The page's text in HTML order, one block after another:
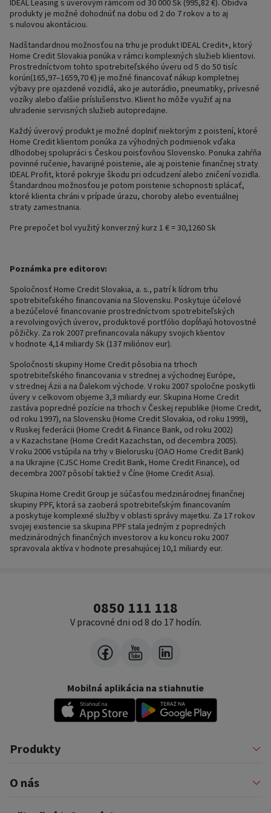
IDEAL Leasing s úverovým rámcom od 30 000 Sk (995,82 €). Obidva
produkty je možné dohodnúť na dobu od 2 do 7 rokov a to aj
s nulovou akontáciou.
Nadštandardnou možnosťou na trhu je produkt IDEAL Credit+, ktorý
Home Credit Slovakia ponúka v rámci komplexných služieb klientovi.
Prostredníctvom tohto spotrebiteľského úveru od 5 do 50 tisíc
korún(165,97–1659,70 €) je možné financovať nákup kompletnej
výbavy pre ojazdené vozidlá, ako je autorádio, pneumatiky, prívesné
vozíky alebo ďalšie príslušenstvo. Klient ho môže využiť aj na
uhradenie servisných služieb autopredajne.
Každý úverový produkt je možné doplniť niektorým z poistení, ktoré
Home Credit klientom ponúka za výhodných podmienok vďaka
dlhodobej spolupráci s Českou poisťovňou Slovensko. Ponuka zahŕňa
povinné ručenie, havarijné poistenie, ale aj poistenie finančnej straty
IDEAL Profit, ktoré pokryje škodu pri odcudzení alebo zničení vozidla.
Štandardnou možnosťou je potom poistenie schopnosti splácať,
ktoré klienta chráni v prípade úrazu, choroby alebo eventuálnej
straty zamestnania.
Pre prepočet bol využitý konverzný kurz 1 € = 30,1260 Sk
Poznámka pre editorov:
Spoločnosť Home Credit Slovakia, a. s., patrí k lídrom trhu
spotrebiteľského financovania na Slovensku. Poskytuje účelové
a bezúčelové financovanie prostredníctvom spotrebiteľských
a revolvingových úverov, produktové portfólio dopĺňajú hotovostné
pôžičky. Za rok 2007 prefinancovala nákupy svojich klientov
v hodnote 4,14 miliardy Sk (137 miliónov eur).
Spoločnosti skupiny Home Credit pôsobia na trhoch
spotrebiteľského financovania v strednej a východnej Európe,
v strednej Ázii a na Ďalekom východe. V roku 2007 spoločne poskytli
úvery v celkovom objeme 3,3 miliardy eur. Skupina Home Credit
zastáva popredné pozície na trhoch v Českej republike (Home Credit,
od roku 1997), na Slovensku (Home Credit Slovakia, od roku 1999),
v Ruskej federácii (Home Credit & Finance Bank, od roku 2002)
a v Kazachstane (Home Credit Kazachstan, od decembra 2005).
V roku 2006 vstúpila na trhy v Bielorusku (OAO Home Credit Bank)
a na Ukrajine (CJSC Home Credit Bank, Home Credit Finance), od
decembra 2007 pôsobí taktiež v Číne (Home Credit Asia).
Skupina Home Credit Group je súčasťou medzinárodnej finančnej
skupiny PPF, ktorá sa zaoberá spotrebiteľským financovaním
a poskytuje komplexné služby v oblasti správy majetku. Za 17 rokov
svojej existencie sa skupina PPF stala jedným z popredných
medzinárodných finančných investorov a ku koncu roku 2007
spravovala aktíva v hodnote presahujúcej 10,1 miliardy eur.
0850 111 118
V pracovné dni od 8 do 17 hodín.
Mobilná aplikácia na stiahnutie
Produkty
Pôžičky
Financovanie podnikateľov
Nákup na splátky a karty
O nás
Profil firmy